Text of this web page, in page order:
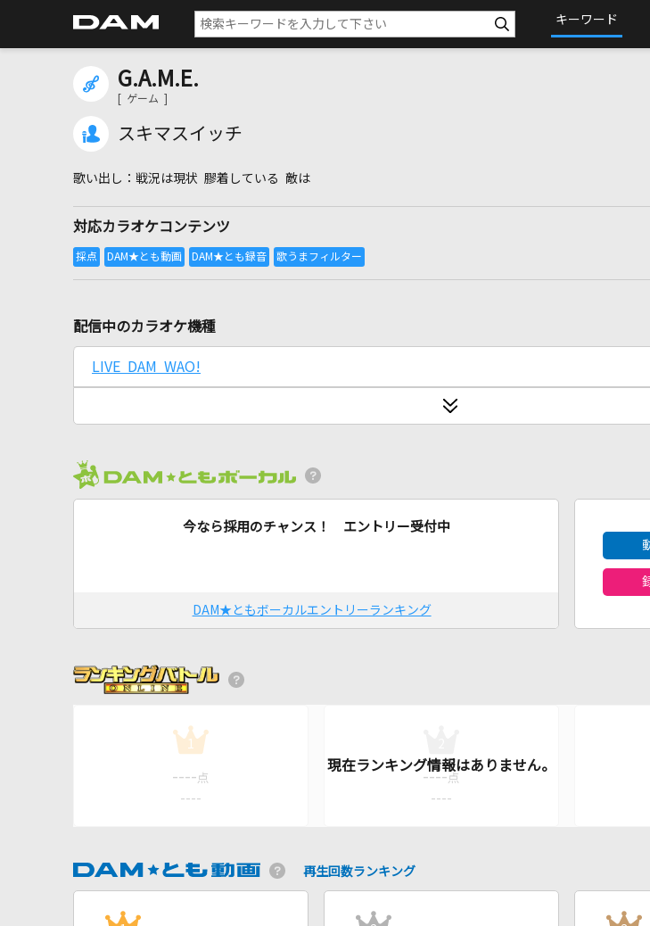
キーワード
G.A.M.E.
[ ゲーム ]
スキマスイッチ
戦況は現状 膠着している 敵は
対応カラオケコンテンツ
配信中のカラオケ機種
LIVE DAM WAO!
今なら採用のチャンス！ エントリー受付中
DAM★ともボーカルエントリーランキング
1
---- 点
----
---- 点
----
再生回数ランキング